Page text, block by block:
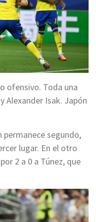
ofensivo. Toda una
Alexander Isak. Japón
permanece segundo,
lugar. En el otro
2 a 0 a Túnez, que